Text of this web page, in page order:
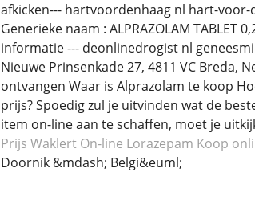
afkicken--- hartvoordenhaag nl hart-voor-
Generieke naam : ALPRAZOLAM
informatie --- deonlinedrogist nl
Nieuwe Prinsenkade 27, 4811 VC
ontvangen Waar is Alprazolam te koop
prijs? Spoedig zul je uitvinden wat de
item on-line aan te schaffen, moet je
Prijs Waklert On-line Lorazepam Koop
Doornik &mdash; Belgi&euml;